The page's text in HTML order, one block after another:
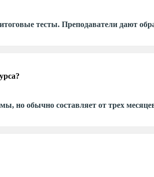
тесты. Преподаватели дают
но обычно составляет от трех